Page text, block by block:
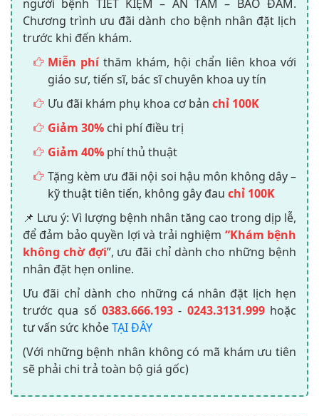
người bệnh TIẾT KIỆM – AN TÂM – BẢO ĐẢM.
Chương trình ưu đãi dành cho bệnh nhân đặt lịch
trước khi đến khám.
Miễn phíthăm khám, hội chẩn liên khoa với
giáo sư, tiến sĩ, bác sĩ chuyên khoa uy tín
Ưu đãi khám phụ khoa cơ bản chỉ 100K
Giảm 30% chi phí điều trị
Giảm 40% phí thủ thuật
Tặng kèm ưu đãi nội soi hậu môn không dây –
kỹ thuật tiên tiến, không gây đau chỉ 100K
📌 Lưu ý: Vì lượng bệnh nhân tăng cao trong dịp lễ,
để đảm bảo quyền lợi và trải nghiệm “Khám bệnh
không chờ đợi”, ưu đãi chỉ dành cho những bệnh
nhân đặt hẹn online.
Ưu đãi chỉ dành cho những cá nhân đặt lịch hẹn
trước qua số 0383.666.193 - 0243.3131.999hoặc
tư vấn sức khỏeTẠI ĐÂY
(Với những bệnh nhân không có mã khám ưu tiên
sẽ phải chi trả toàn bộ giá gốc)